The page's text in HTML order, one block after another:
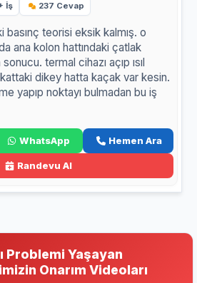
İş 237 Cevap
basınç teorisi eksik kalmış. o
ana kolon hattındaki çatlak
termal cihazı açıp ısıl
kattaki dikey hatta kaçak var kesin.
yapıp noktayı bulmadan bu iş
WhatsApp Hemen Ara
Randevu Al
Problemi Yaşayan
Onarım Videoları